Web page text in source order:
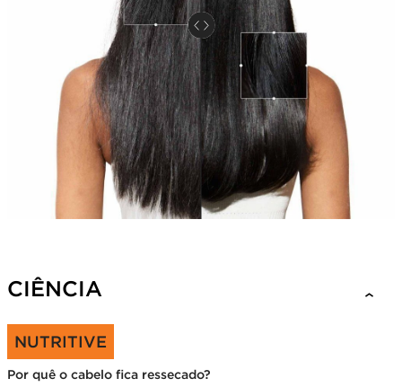
CIÊNCIA
NUTRITIVE
Por quê o cabelo fica ressecado?